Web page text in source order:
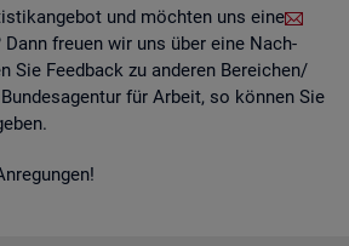
und möch­ten uns eine
Dann freu­en wir uns über eine Nach­
Sie Feed­back zu an­de­ren Be­rei­chen/
für Ar­beit, so kön­nen Sie